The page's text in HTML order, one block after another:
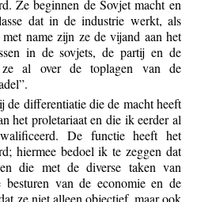
Ze beginnen de Sovjet macht en
dat in de industrie werkt, als
name zijn ze de vijand aan het
in de sovjets, de partij en de
ze al over de toplagen van de
de differentiatie die de macht heeft
het proletariaat en die ik eerder al
De functie heeft het
hiermee bedoel ik te zeggen dat
die met de diverse taken van
van de economie en de
ze niet alleen objectief, maar ook